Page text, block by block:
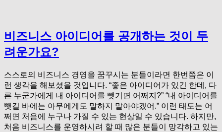
비즈니스 아이디어를 공개하는 것이 두
려운가요?
스스로의 비즈니스 경영을 꿈꾸시는 분들이라면 한번쯤은 이
런 생각을 해보셨을 것입니다. “좋은 아이디어가 있긴 한데, 다
른 누군가에게 내 아이디어를 뺏기면 어쩌지?” “내 아이디어를
뺏길 바에는 아무에게도 말하지 말아야겠어.” 이런 태도는 어
쩌면 처음에 누구나 가질 수 있는 현상일 수 있습니다. 하지만,
처음 비즈니스를 운영하시려 할 때 많은 분들이 망각하고 있는